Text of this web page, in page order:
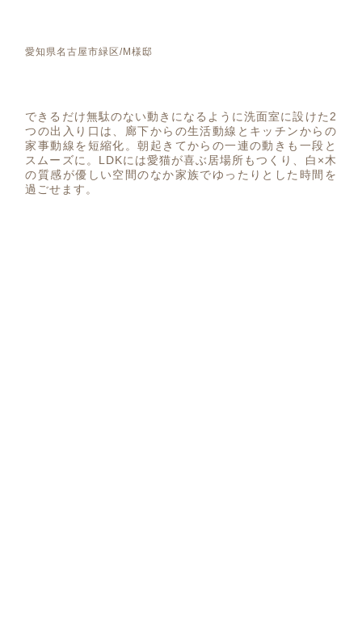
愛知県名古屋市緑区/M様邸
できるだけ無駄のない動きになるように洗面室に設けた2
つの出入り口は、廊下からの生活動線とキッチンからの
家事動線を短縮化。朝起きてからの一連の動きも一段と
スムーズに。LDKには愛猫が喜ぶ居場所もつくり、白×木
の質感が優しい空間のなか家族でゆったりとした時間を
過ごせます。